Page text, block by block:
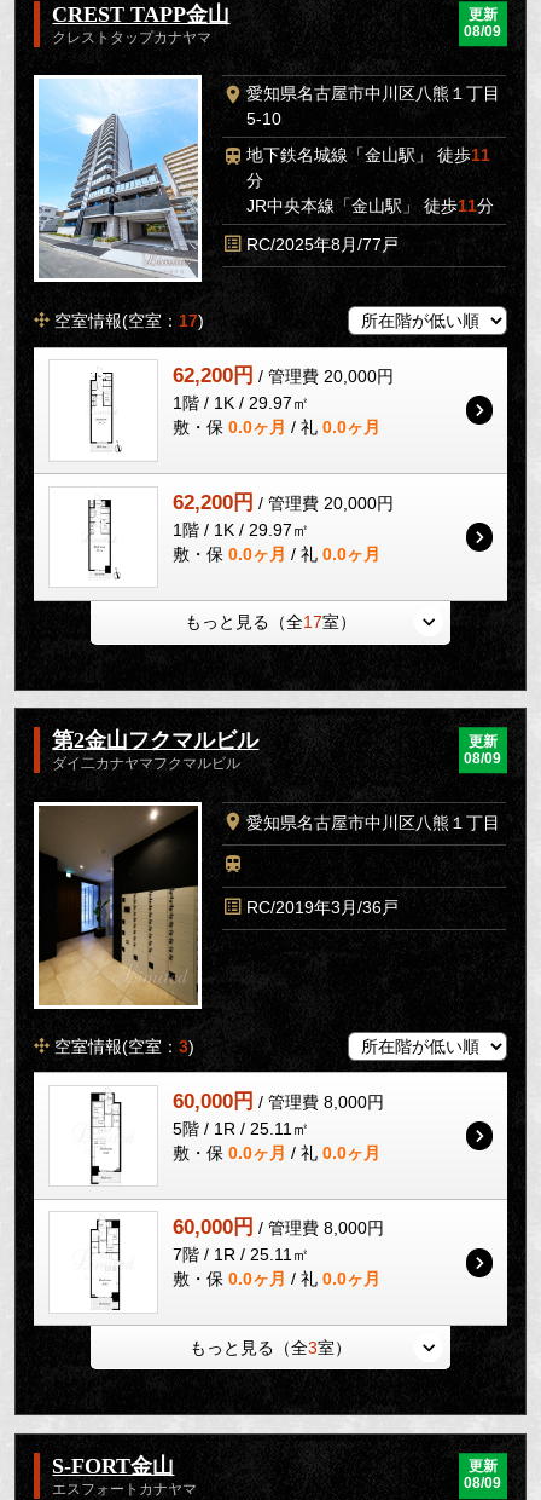
CREST TAPP金山
クレストタップカナヤマ
更新
08/09
愛知県名古屋市中川区八熊１丁目
5-10
地下鉄名城線「金山駅」 徒歩11
分
JR中央本線「金山駅」 徒歩11分
RC/2025年8月/77戸
空室情報(空室：17)
62,200円 / 管理費 20,000円
1階 / 1K / 29.97㎡
敷・保 0.0ヶ月 / 礼 0.0ヶ月
62,200円 / 管理費 20,000円
1階 / 1K / 29.97㎡
敷・保 0.0ヶ月 / 礼 0.0ヶ月
もっと見る（全17室）
第2金山フクマルビル
ダイ二カナヤマフクマルビル
更新
08/09
愛知県名古屋市中川区八熊１丁目
RC/2019年3月/36戸
空室情報(空室：3)
60,000円 / 管理費 8,000円
5階 / 1R / 25.11㎡
敷・保 0.0ヶ月 / 礼 0.0ヶ月
60,000円 / 管理費 8,000円
7階 / 1R / 25.11㎡
敷・保 0.0ヶ月 / 礼 0.0ヶ月
もっと見る（全3室）
S-FORT金山
エスフォートカナヤマ
更新
08/09